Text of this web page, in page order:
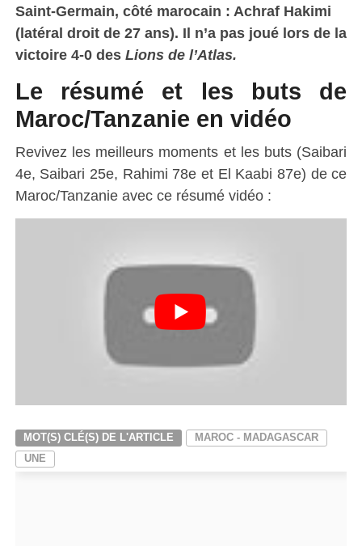
Saint-Germain, côté marocain : Achraf Hakimi
(latéral droit de 27 ans). Il n’a pas joué lors de la
victoire 4-0 des Lions de l’Atlas.
Le résumé et les buts de
Maroc/Tanzanie en vidéo
Revivez les meilleurs moments et les buts (Saibari
4e, Saibari 25e, Rahimi 78e et El Kaabi 87e) de ce
Maroc/Tanzanie avec ce résumé vidéo :
MOT(S) CLÉ(S) DE L'ARTICLE
MAROC - MADAGASCAR
UNE